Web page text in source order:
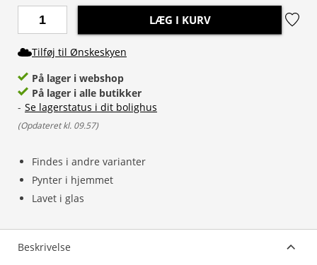
Findes i andre varianter
Pynter i hjemmet
Lavet i glas
LÆG I KURV
Tilføj til Ønskeskyen
På lager i webshop
På lager i alle butikker
- Se lagerstatus i dit bolighus
(Opdateret kl. 09.57)
Beskrivelse